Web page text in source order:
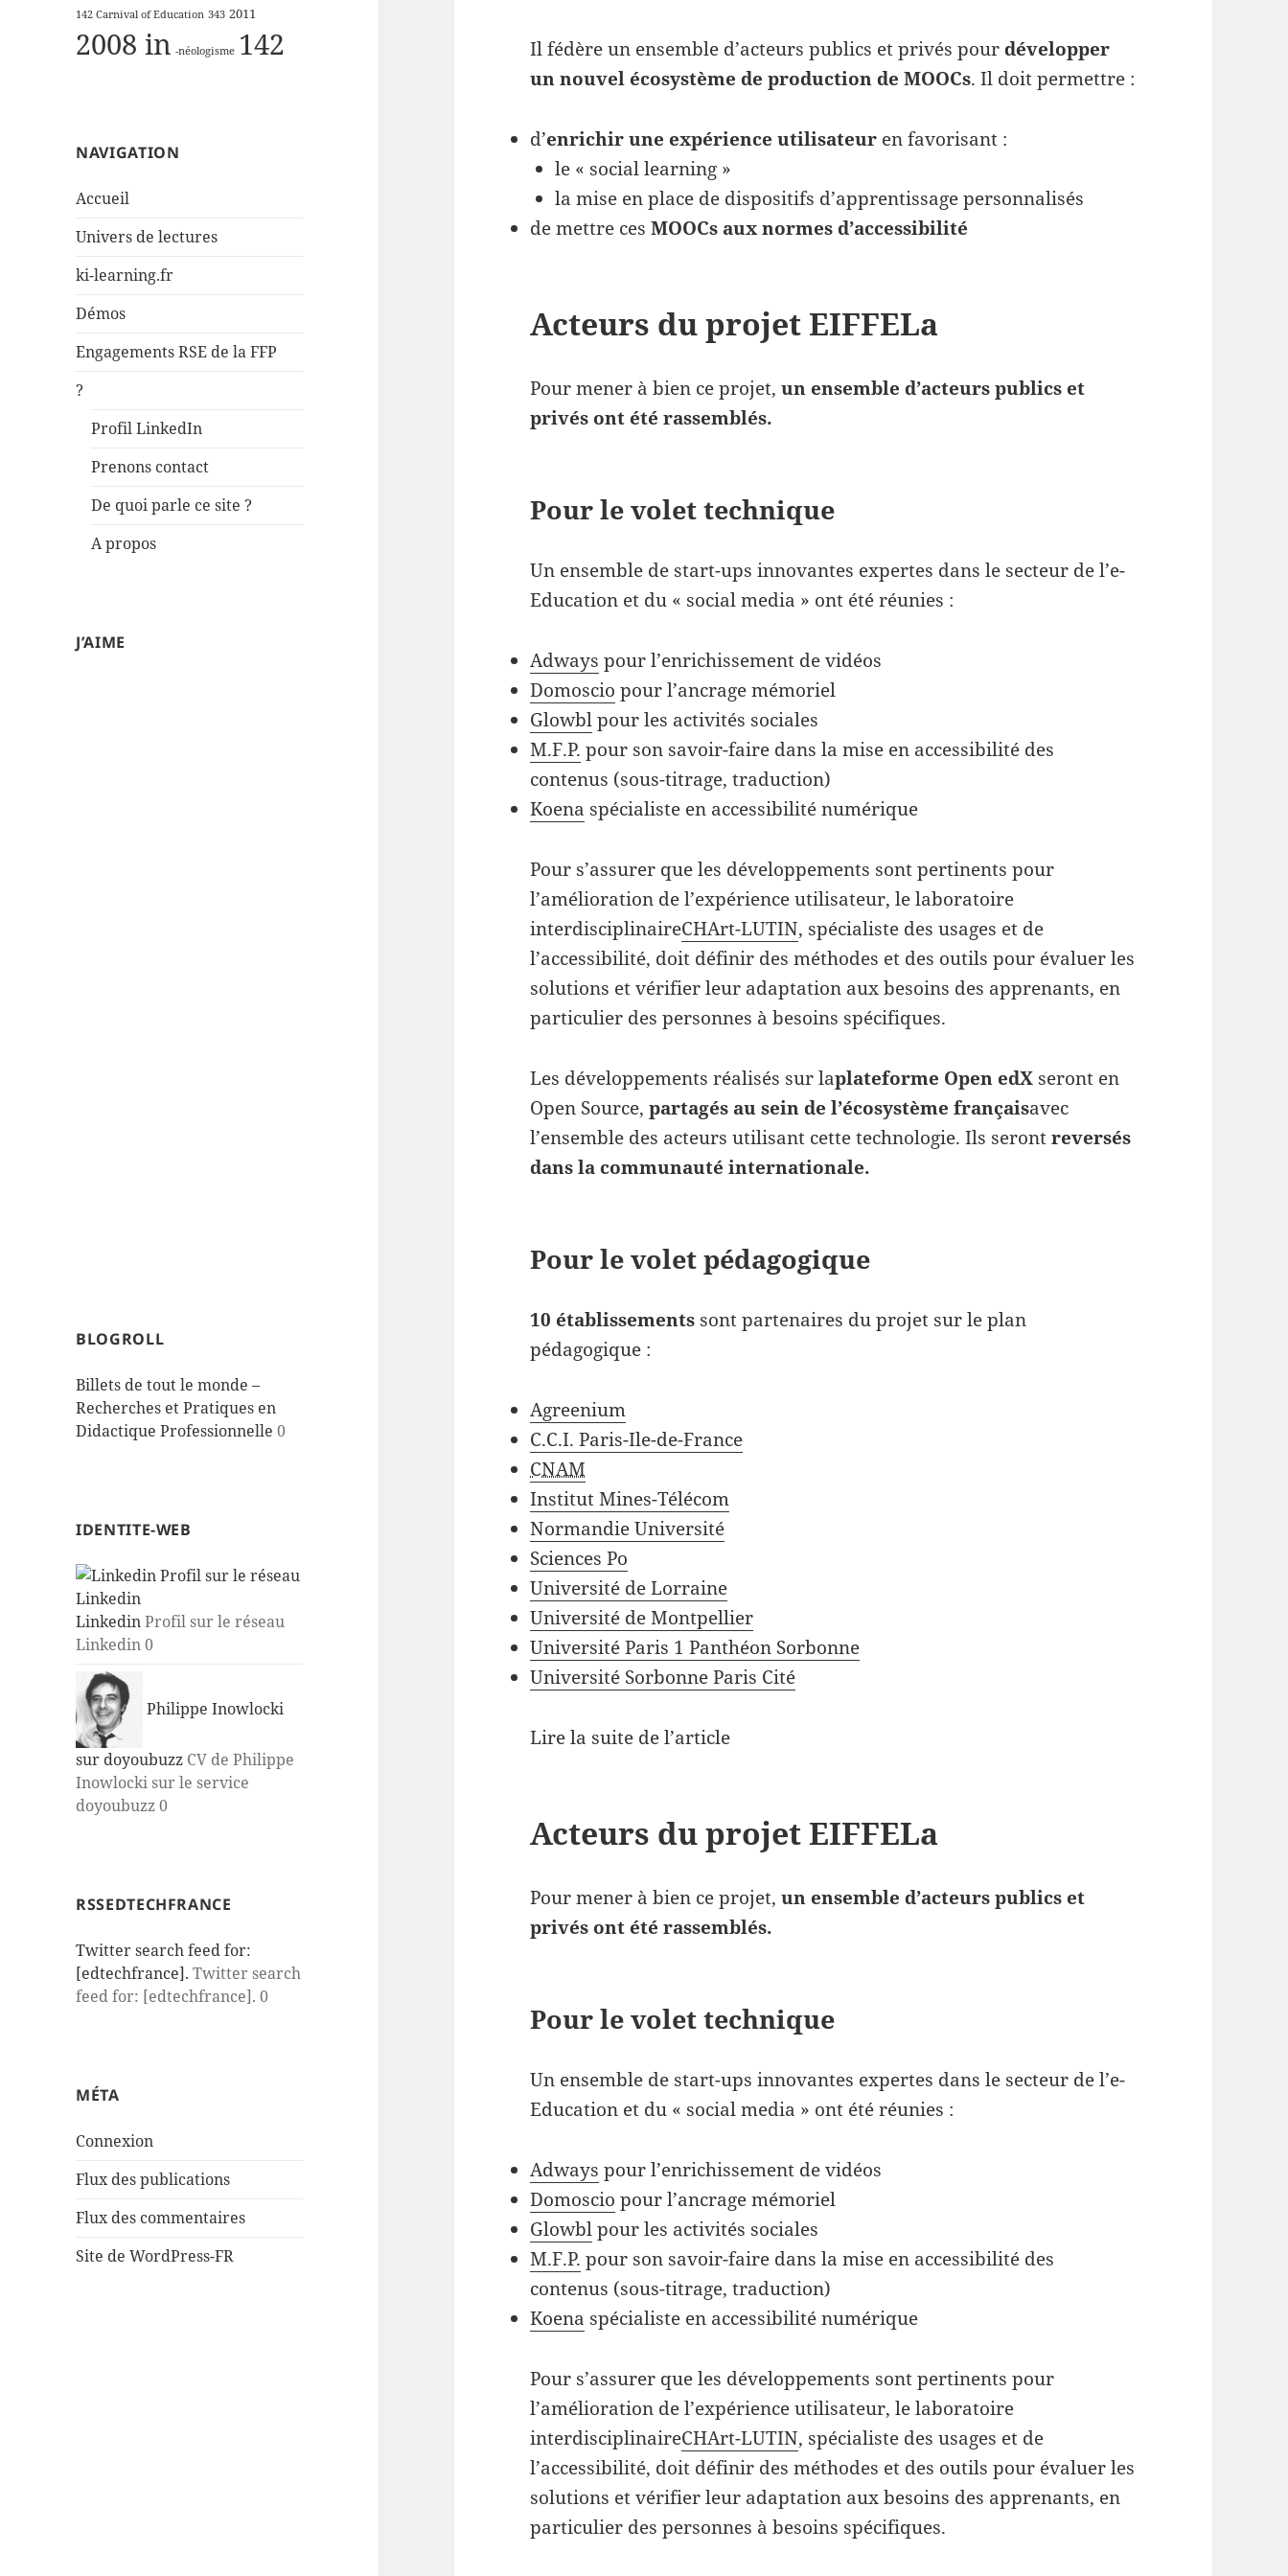
142 Carnival of Education 343 2011
2008 in -néologisme 142
NAVIGATION
Accueil
Univers de lectures
ki-learning.fr
Démos
Engagements RSE de la FFP
?
Profil LinkedIn
Prenons contact
De quoi parle ce site ?
A propos
J’AIME
BLOGROLL
Billets de tout le monde –
Recherches et Pratiques en
Didactique Professionnelle 0
IDENTITE-WEB
LinkedinProfil sur le réseau
Linkedin 0
Philippe Inowlocki
sur doyoubuzz CV de Philippe
Inowlocki sur le service
doyoubuzz 0
RSSEDTECHFRANCE
Twitter search feed for:
[edtechfrance]. Twitter search
feed for: [edtechfrance]. 0
MÉTA
Connexion
Flux des publications
Flux des commentaires
Site de WordPress-FR
Il fédère un ensemble d’acteurs publics et privés pour développer
un nouvel écosystème de production de MOOCs. Il doit permettre :
d’enrichir une expérience utilisateur en favorisant :
le « social learning »
la mise en place de dispositifs d’apprentissage personnalisés
de mettre cesMOOCs aux normes d’accessibilité
Acteurs du projet EIFFELa
Pour mener à bien ce projet,un ensemble d’acteurs publics et
privés ont été rassemblés.
Pour le volet technique
Un ensemble de start-ups innovantes expertes dans le secteur de l’e-
Education et du « social media » ont été réunies :
Adways pour l’enrichissement de vidéos
Domoscio pour l’ancrage mémoriel
Glowblpour les activités sociales
M.F.P. pour son savoir-faire dans la mise en accessibilité des
contenus (sous-titrage, traduction)
Koena spécialiste en accessibilité numérique
Pour s’assurer que les développements sont pertinents pour
l’amélioration de l’expérience utilisateur, le laboratoire
interdisciplinaireCHArt-LUTIN, spécialiste des usages et de
l’accessibilité, doit définir des méthodes et des outils pour évaluer les
solutions et vérifier leur adaptation aux besoins des apprenants, en
particulier des personnes à besoins spécifiques.
Les développements réalisés sur laplateforme Open edX seront en
Open Source,partagés au sein de l’écosystème françaisavec
l’ensemble des acteurs utilisant cette technologie. Ils serontreversés
dans la communauté internationale.
Pour le volet pédagogique
10 établissements sont partenaires du projet sur le plan
pédagogique :
Agreenium
C.C.I. Paris-Ile-de-France
CNAM
Institut Mines-Télécom
Normandie Université
Sciences Po
Université de Lorraine
Université de Montpellier
Université Paris 1 Panthéon Sorbonne
Université Sorbonne Paris Cité
Lire la suite de l’article
Acteurs du projet EIFFELa
Pour mener à bien ce projet,un ensemble d’acteurs publics et
privés ont été rassemblés.
Pour le volet technique
Un ensemble de start-ups innovantes expertes dans le secteur de l’e-
Education et du « social media » ont été réunies :
Adways pour l’enrichissement de vidéos
Domoscio pour l’ancrage mémoriel
Glowblpour les activités sociales
M.F.P. pour son savoir-faire dans la mise en accessibilité des
contenus (sous-titrage, traduction)
Koena spécialiste en accessibilité numérique
Pour s’assurer que les développements sont pertinents pour
l’amélioration de l’expérience utilisateur, le laboratoire
interdisciplinaireCHArt-LUTIN, spécialiste des usages et de
l’accessibilité, doit définir des méthodes et des outils pour évaluer les
solutions et vérifier leur adaptation aux besoins des apprenants, en
particulier des personnes à besoins spécifiques.